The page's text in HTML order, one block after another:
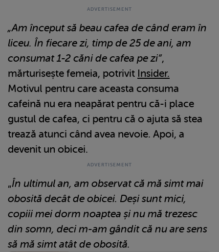
„Am început să beau cafea de când eram în
liceu. În fiecare zi, timp de 25 de ani, am
consumat 1-2 căni de cafea pe zi”,
mărturisește femeia, potrivit Insider.
Motivul pentru care aceasta consuma
cafeină nu era neapărat pentru că-i place
gustul de cafea, ci pentru că o ajuta să stea
trează atunci când avea nevoie. Apoi, a
devenit un obicei.
„În ultimul an, am observat că mă simt mai
obosită decât de obicei. Deși sunt mici,
copiii mei dorm noaptea și nu mă trezesc
din somn, deci m-am gândit că nu are sens
să mă simt atât de obosită.